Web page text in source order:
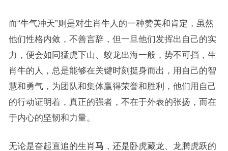
而“牛气冲天”则是对生肖牛人的一种赞美和肯定，虽然
他们性格内敛，不善言辞，但一旦他们发挥出自己的实
力，便会如同猛虎下山、蛟龙出海一般，势不可挡，生
肖牛的人，总是能够在关键时刻挺身而出，用自己的智
慧和勇气，为团队和集体赢得荣誉和胜利，他们用自己
的行动证明着，真正的强者，不在于外表的张扬，而在
于内心的坚韧和力量。
无论是奋起直追的生肖马 ，还是卧虎藏龙、龙腾虎跃的